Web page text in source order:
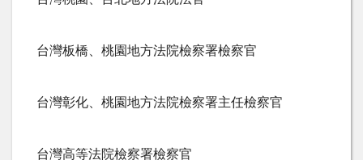
台灣板橋、桃園地方法院檢察署檢察官
台灣彰化、桃園地方法院檢察署主任檢察官
台灣高等法院檢察署檢察官